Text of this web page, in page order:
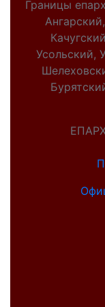
Границы
Усольский,